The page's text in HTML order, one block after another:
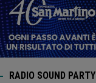
RADIO SOUND PARTY